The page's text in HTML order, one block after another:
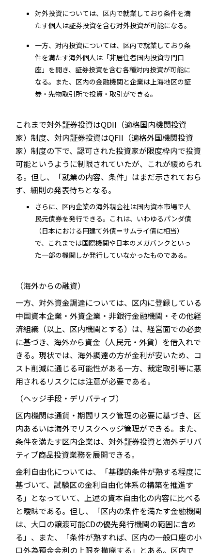
対外投資については、区内で就業しており条件を満
たす個人は証券投資を含む対外投資が可能になる。
一方、対内投資については、区内で就業しており条
件を満たす海外個人は「非居住者国内投資専門口
座」を開き、証券投資を含む各種対内投資が可能に
なる。また、区内の金融機関と企業は上海地区の証
券・先物取引所で投資・取引ができる。
これまで対外証券投資はQDII（適格国内機関投資
家）制度、対内証券投資はQFII（適格外国機関投資
家）制度の下で、認可された投資家が限度枠内で投資
可能というように制限されていたが、これが緩められ
る。但し、「就業の内容、条件」はまだ示されておら
ず、細則の発表待ちとなる。
さらに、区内企業の海外親会社は国内資本市場で人
民元債券を発行できる。これは、いわゆるパンダ債
（日本における円建て外債＝サムライ債に相当）
で、これまでは国際機関や日本のメガバンクといっ
た一部の機関しか発行していなかったものである。
（海外からの融資）
一方、対外資金調達については、区内に登録している
中国資本企業・外資企業・非銀行金融機関・その他経
済組織（以上、区内機関とする）は、経営面での必要
に基づき、海外から資金（人民元・外貨）を借入れで
きる。現状では、海外調達の方が金利が安いため、コ
スト削減に通じる可能性がある一方、裁定取引等に悪
用されるリスクには注意が必要である。
（ヘッジ手段・デリバティブ）
区内機関は通貨・期間リスク管理の必要に基づき、区
内あるいは海外でリスクヘッジ管理ができる。また、
条件を満たす区内企業は、対外証券投資と海外デリバ
ティブ商品投資業務を展開できる。
金利自由化については、「基礎的条件が熟する程度に
基づいて、試験区の金利自由化体系の構築を推進す
る」となっていて、上述の資本自由化の内容に比べる
と曖昧である。但し、「区内の条件を満たす金融機関
は、大口の譲渡可能CDの優先発行機関の範囲に含め
る」、また、「条件が熟すれば、区内の一般口座の小
口外為預金金利の上限を撤廃する」とある。区内で